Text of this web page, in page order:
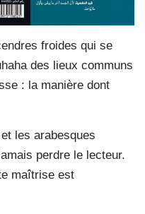
froides qui se
des lieux communs
: la manière dont
les arabesques
perdre le lecteur.
maîtrise est